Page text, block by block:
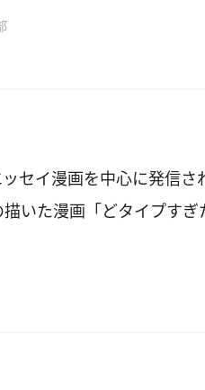
セイ漫画を中心に発信
いた漫画「どタイプす